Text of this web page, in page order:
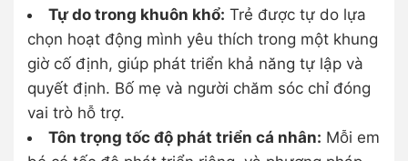
Tự do trong khuôn khổ: Trẻ được tự do lựa
chọn hoạt động mình yêu thích trong một khung
giờ cố định, giúp phát triển khả năng tự lập và
quyết định. Bố mẹ và người chăm sóc chỉ đóng
vai trò hỗ trợ.
Tôn trọng tốc độ phát triển cá nhân: Mỗi em